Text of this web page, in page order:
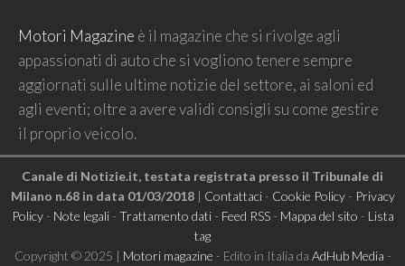
Motori Magazine è il magazine che si rivolge agli
appassionati di auto che si vogliono tenere sempre
aggiornati sulle ultime notizie del settore, ai saloni ed
agli eventi; oltre a avere validi consigli su come gestire
il proprio veicolo.
Canale di Notizie.it, testata registrata presso il Tribunale di
Milano n.68 in data 01/03/2018| Contattaci- Cookie Policy- Privacy
Policy- Note legali- Trattamento dati- Feed RSS- Mappa del sito - Lista
tag
Copyright © 2025 | Motori magazine - Edito in Italia da AdHub Media -